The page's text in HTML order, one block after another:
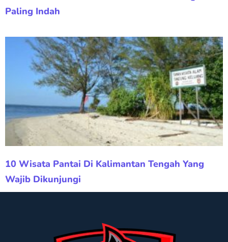
Paling Indah
10 Wisata Pantai Di Kalimantan Tengah Yang
Wajib Dikunjungi